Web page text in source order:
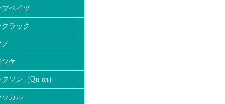
プベイツ
クラック
ノ
ツケ
クソン（Qu-on）
ッカル